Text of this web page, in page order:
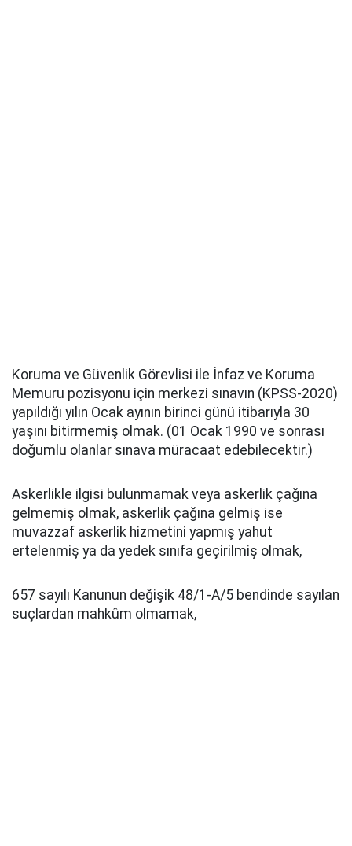
Koruma ve Güvenlik Görevlisi ile İnfaz ve Koruma
Memuru pozisyonu için merkezi sınavın (KPSS-2020)
yapıldığı yılın Ocak ayının birinci günü itibarıyla 30
yaşını bitirmemiş olmak. (01 Ocak 1990 ve sonrası
doğumlu olanlar sınava müracaat edebilecektir.)
Askerlikle ilgisi bulunmamak veya askerlik çağına
gelmemiş olmak, askerlik çağına gelmiş ise
muvazzaf askerlik hizmetini yapmış yahut
ertelenmiş ya da yedek sınıfa geçirilmiş olmak,
657 sayılı Kanunun değişik 48/1-A/5 bendinde sayılan
suçlardan mahkûm olmamak,